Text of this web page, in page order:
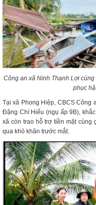
Công an xã Ninh Thạnh Lợi
phục
Tại xã Phong Hiệp, CBCS Công
Đặng Chí Hiếu (ngụ ấp 9B),
xã còn trao hỗ trợ tiền mặt cùng
qua khó khăn trước mắt.